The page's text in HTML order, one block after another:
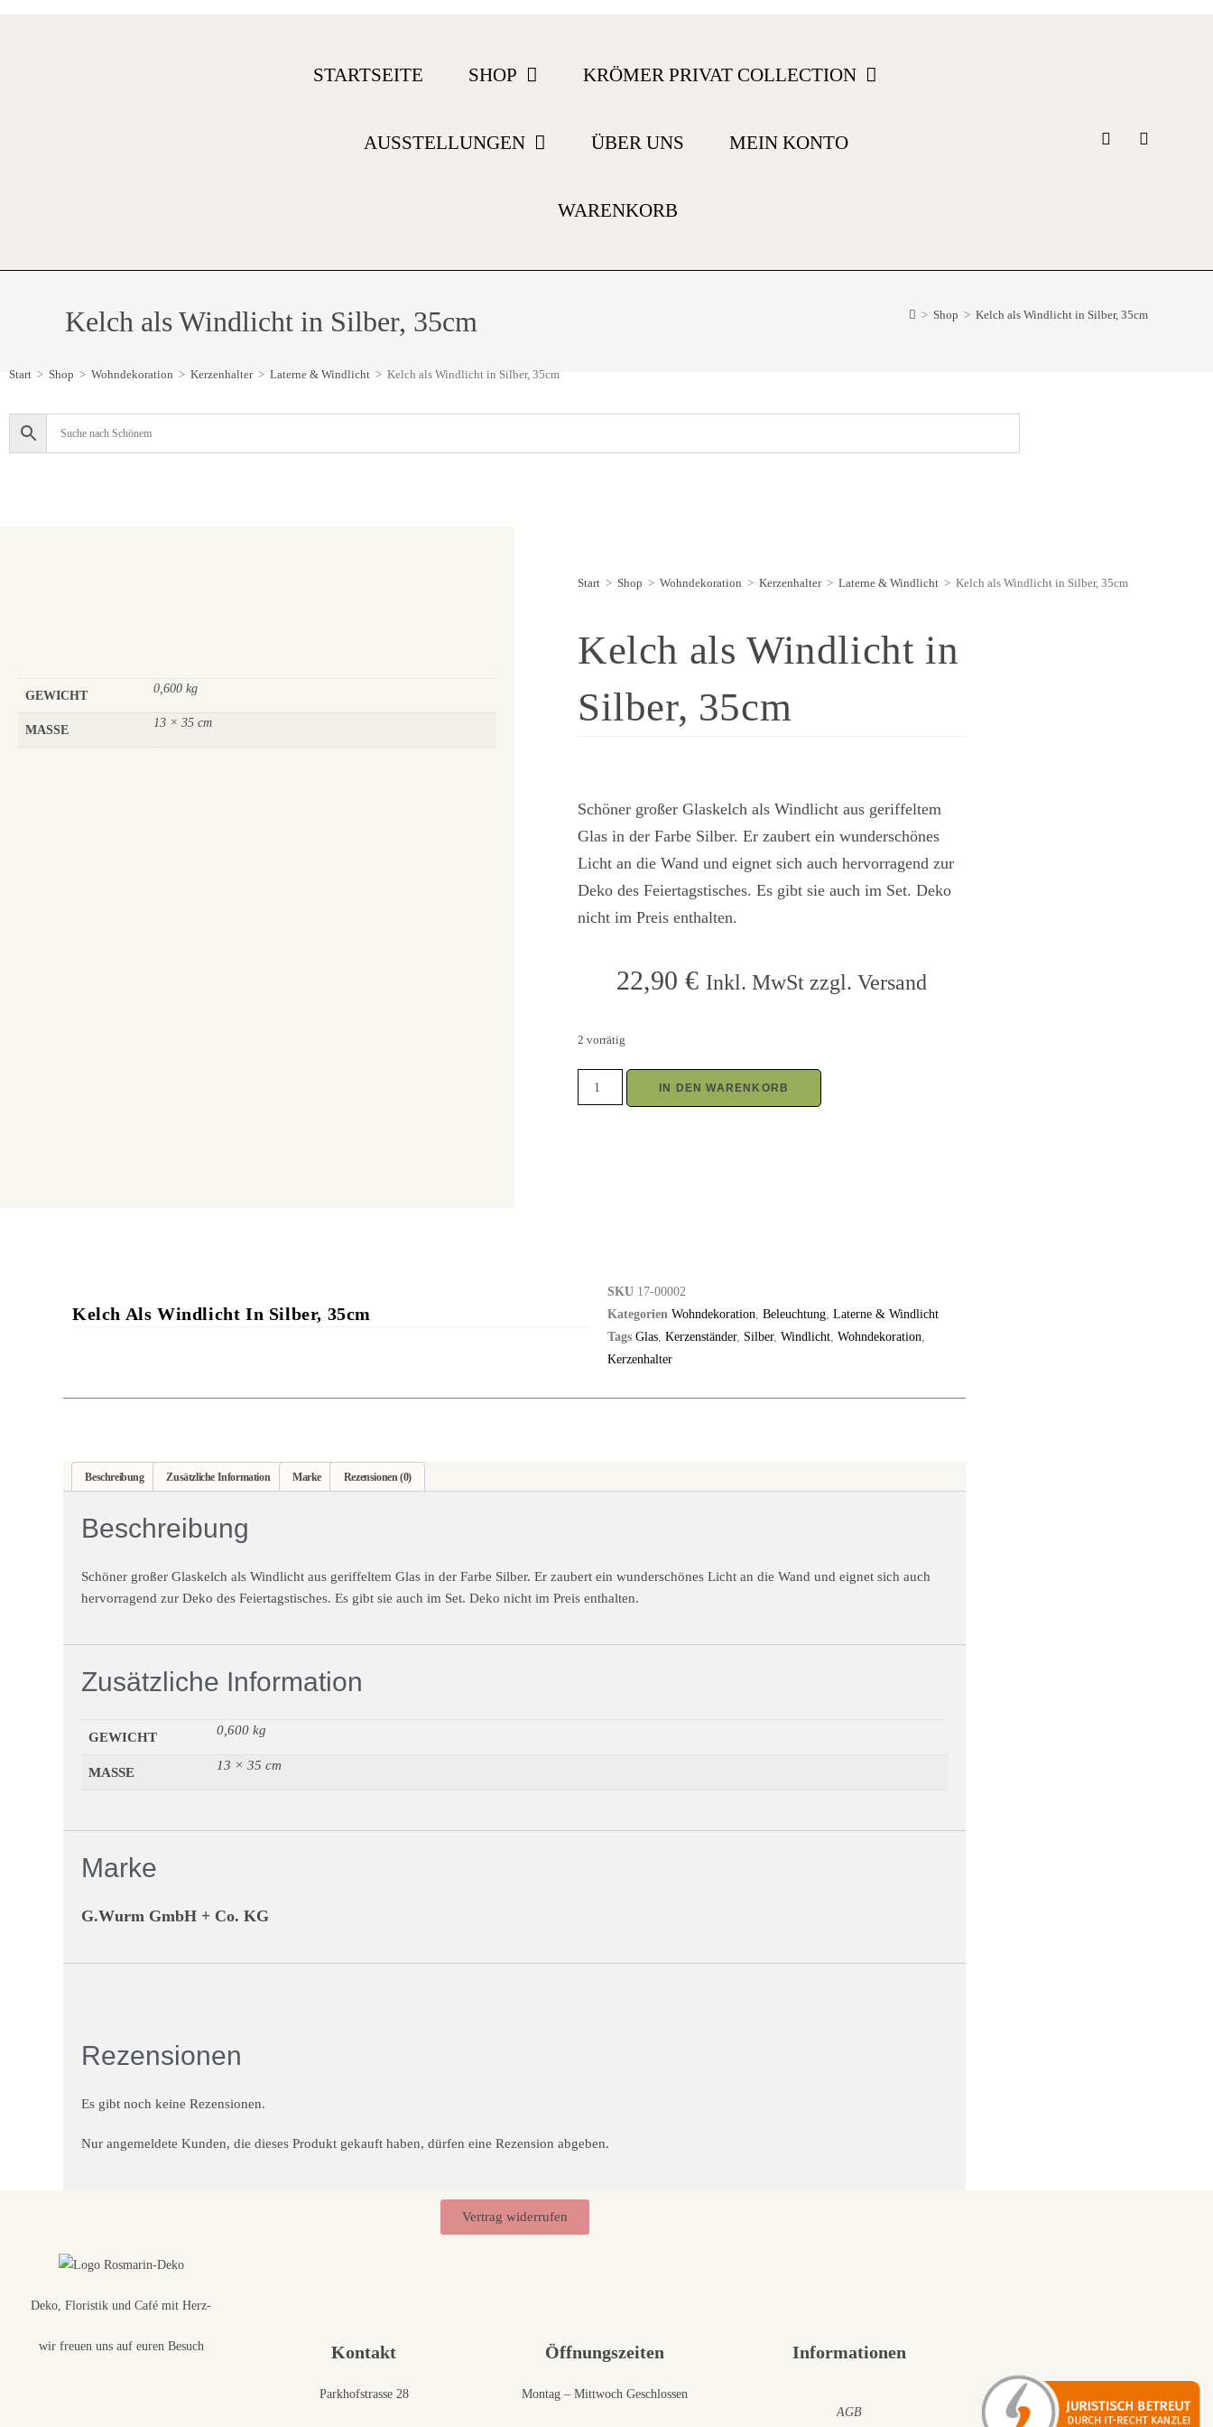
STARTSEITE SHOP KRÖMER PRIVAT COLLECTION
AUSSTELLUNGEN ÜBER UNS MEIN KONTO
WARENKORB
Kelch als Windlicht in Silber, 35cm > Shop > Kelch als Windlicht in Silber, 35cm
Start > Shop > Wohndekoration > Kerzenhalter > Laterne & Windlicht > Kelch als Windlicht in Silber, 35cm
GEWICHT
0,600 kg
MASSE
13 × 35 cm
Start > Shop > Wohndekoration > Kerzenhalter > Laterne & Windlicht > Kelch als Windlicht in Silber, 35cm
Kelch als Windlicht in
Silber, 35cm
Schöner großer Glaskelch als Windlicht aus geriffeltem
Glas in der Farbe Silber. Er zaubert ein wunderschönes
Licht an die Wand und eignet sich auch hervorragend zur
Deko des Feiertagstisches. Es gibt sie auch im Set. Deko
nicht im Preis enthalten.
22,90 € Inkl. MwSt zzgl. Versand
2 vorrätig
IN DEN WARENKORB
Kelch Als Windlicht In Silber, 35cm
SKU 17-00002
Kategorien Wohndekoration,Beleuchtung,Laterne & Windlicht
Tags Glas,Kerzenständer, Silber,Windlicht,Wohndekoration,
Kerzenhalter
Beschreibung Zusätzliche Information Marke Rezensionen (0)
Beschreibung
Schöner großer Glaskelch als Windlicht aus geriffeltem Glas in der Farbe Silber. Er zaubert ein wunderschönes Licht an die Wand und eignet sich auch
hervorragend zur Deko des Feiertagstisches. Es gibt sie auch im Set. Deko nicht im Preis enthalten.
Zusätzliche Information
GEWICHT 0,600 kg
MASSE 13 × 35 cm
Marke
G.Wurm GmbH + Co. KG
Rezensionen
Es gibt noch keine Rezensionen.
Nur angemeldete Kunden, die dieses Produkt gekauft haben, dürfen eine Rezension abgeben.
Vertrag widerrufen
Deko, Floristik und Café mit Herz-
wir freuen uns auf euren Besuch Kontakt
Parkhofstrasse 28
Öffnungszeiten
Montag – Mittwoch Geschlossen
Informationen
AGB